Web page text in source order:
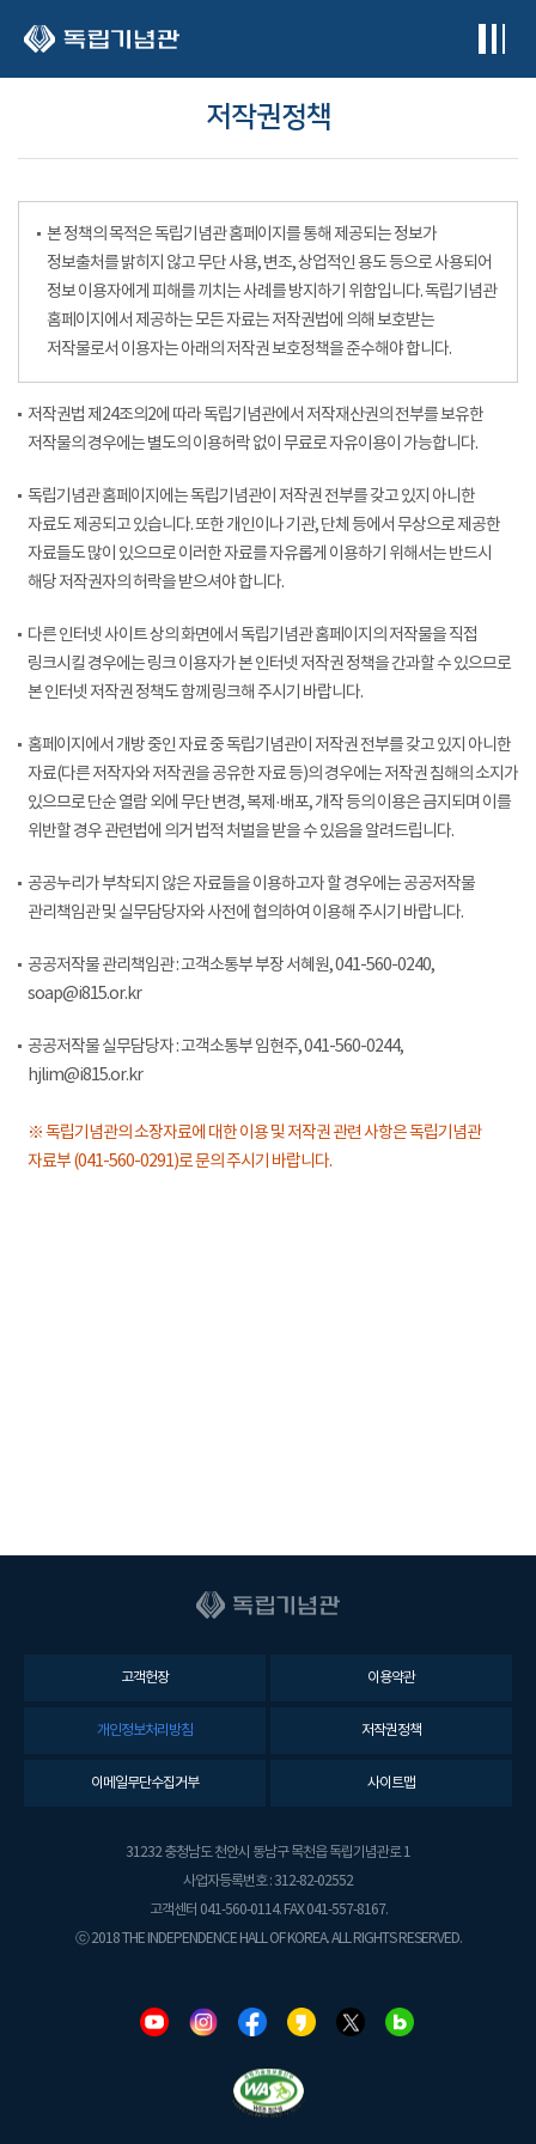
저작권정책
본 정책의 목적은 독립기념관 홈페이지를 통해 제공되는 정보가
정보출처를 밝히지 않고 무단 사용, 변조, 상업적인 용도 등으로 사용되어
정보 이용자에게 피해를 끼치는 사례를 방지하기 위함입니다. 독립기념관
홈페이지에서 제공하는 모든 자료는 저작권법에 의해 보호받는
저작물로서 이용자는 아래의 저작권 보호정책을 준수해야 합니다.
저작권법 제24조의2에 따라 독립기념관에서 저작재산권의 전부를 보유한
저작물의 경우에는 별도의 이용허락 없이 무료로 자유이용이 가능합니다.
독립기념관 홈페이지에는 독립기념관이 저작권 전부를 갖고 있지 아니한
자료도 제공되고 있습니다. 또한 개인이나 기관, 단체 등에서 무상으로 제공한
자료들도 많이 있으므로 이러한 자료를 자유롭게 이용하기 위해서는 반드시
해당 저작권자의 허락을 받으셔야 합니다.
다른 인터넷 사이트 상의 화면에서 독립기념관 홈페이지의 저작물을 직접
링크시킬 경우에는 링크 이용자가 본 인터넷 저작권 정책을 간과할 수 있으므로
본 인터넷 저작권 정책도 함께 링크해 주시기 바랍니다.
홈페이지에서 개방 중인 자료 중 독립기념관이 저작권 전부를 갖고 있지 아니한
자료(다른 저작자와 저작권을 공유한 자료 등)의 경우에는 저작권 침해의 소지가
있으므로 단순 열람 외에 무단 변경, 복제·배포, 개작 등의 이용은 금지되며 이를
위반할 경우 관련법에 의거 법적 처벌을 받을 수 있음을 알려드립니다.
공공누리가 부착되지 않은 자료들을 이용하고자 할 경우에는 공공저작물
관리책임관 및 실무담당자와 사전에 협의하여 이용해 주시기 바랍니다.
공공저작물 관리책임관 : 고객소통부 부장 서혜원, 041-560-0240,
soap@i815.or.kr
공공저작물 실무담당자 : 고객소통부 임현주, 041-560-0244,
hjlim@i815.or.kr
※ 독립기념관의 소장자료에 대한 이용 및 저작권 관련 사항은 독립기념관
자료부 (041-560-0291)로 문의 주시기 바랍니다.
고객헌장 이용약관
개인정보처리방침 저작권정책
이메일무단수집거부 사이트맵
31232 충청남도 천안시 동남구 목천읍 독립기념관로 1
사업자등록번호 : 312-82-02552
고객센터 041-560-0114. FAX 041-557-8167.
ⓒ 2018 THE INDEPENDENCE HALL OF KOREA. ALL RIGHTS RESERVED.